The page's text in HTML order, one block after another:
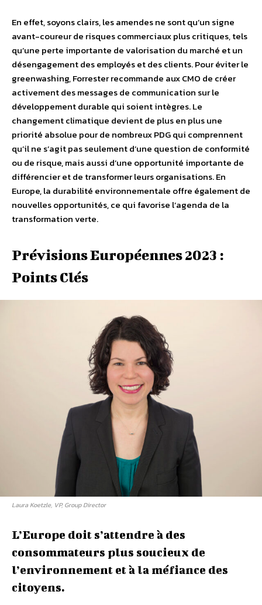
En effet, soyons clairs, les amendes ne sont qu’un signe
avant-coureur de risques commerciaux plus critiques, tels
qu’une perte importante de valorisation du marché et un
désengagement des employés et des clients. Pour éviter le
greenwashing, Forrester recommande aux CMO de créer
activement des messages de communication sur le
développement durable qui soient intègres. Le
changement climatique devient de plus en plus une
priorité absolue pour de nombreux PDG qui comprennent
qu’il ne s’agit pas seulement d’une question de conformité
ou de risque, mais aussi d’une opportunité importante de
différencier et de transformer leurs organisations. En
Europe, la durabilité environnementale offre également de
nouvelles opportunités, ce qui favorise l’agenda de la
transformation verte.
Prévisions Européennes 2023 :
Points Clés
Laura Koetzle, VP, Group Director
L’Europe doit s’attendre à des
consommateurs plus soucieux de
l’environnement et à la méfiance des
citoyens.